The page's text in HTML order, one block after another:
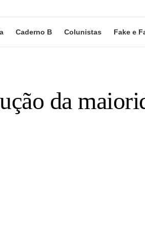
Caderno B Colunistas Fake e
da